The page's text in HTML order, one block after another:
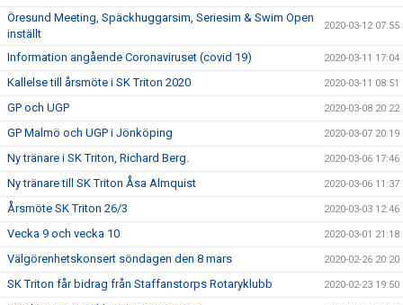
Öresund Meeting, Späckhuggarsim, Seriesim & Swim Open
inställt
2020-03-12 07:55
Information angående Coronaviruset (covid 19) 2020-03-11 17:04
Kallelse till årsmöte i SK Triton 2020 2020-03-11 08:51
GP och UGP 2020-03-08 20:22
GP Malmö och UGP i Jönköping 2020-03-07 20:19
Ny tränare i SK Triton, Richard Berg. 2020-03-06 17:46
Ny tränare till SK Triton Åsa Almquist 2020-03-06 11:37
Årsmöte SK Triton 26/3 2020-03-03 12:46
Vecka 9 och vecka 10 2020-03-01 21:18
Välgörenhetskonsert söndagen den 8 mars 2020-02-26 20:20
SK Triton får bidrag från Staffanstorps Rotaryklubb 2020-02-23 19:50